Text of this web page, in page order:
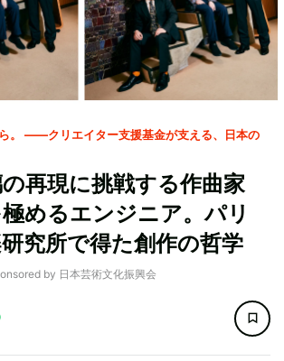
。 ——クリエイター支援基金が支える、日本の
再現に挑戦する作曲家
めるエンジニア。パリ
究所で得た創作の哲学
by 日本芸術文化振興会